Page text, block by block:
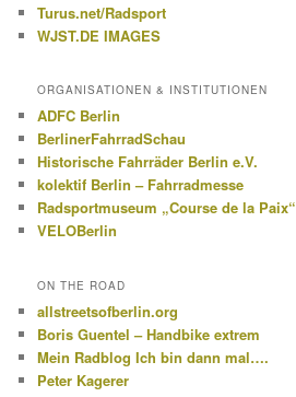
Turus.net/Radsport
WJST.DE IMAGES
ORGANISATIONEN & INSTITUTIONEN
ADFC Berlin
BerlinerFahrradSchau
Historische Fahrräder Berlin e.V.
kolektif Berlin – Fahrradmesse
Radsportmuseum „Course de la Paix“
VELOBerlin
ON THE ROAD
allstreetsofberlin.org
Boris Guentel – Handbike extrem
Mein Radblog Ich bin dann mal….
Peter Kagerer